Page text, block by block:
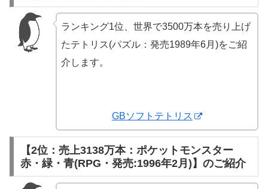
ランキング1位、世界で3500万本を売り上げ
たテトリス(パズル：発売1989年6月)をご紹
介します。
GBソフトテトリス
【2位：売上3138万本：ポケットモンスター
赤・緑・青(RPG・発売:1996年2月)】のご紹介